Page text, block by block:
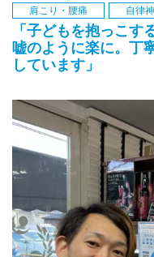
肩こり・腰痛
自律
「子どもを抱っこす
嘘のように楽に。丁
しています」